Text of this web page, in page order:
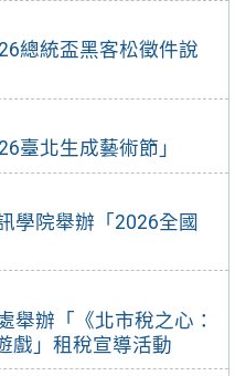
總統盃黑客松徵件說
臺北生成藝術節」
學院舉辦「2026全國
舉辦「《北市稅之心：
戲」租稅宣導活動